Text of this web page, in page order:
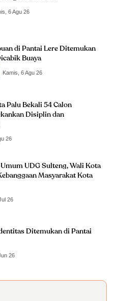
6 Agu 26
di Pantai Lere Ditemukan
Buaya
Kamis, 6 Agu 26
Palu Bekali 54 Calon
Disiplin dan
26
UDG Sulteng, Wali Kota
Masyarakat Kota
26
Ditemukan di Pantai
26
Bekali 54 Calon Paskibraka,